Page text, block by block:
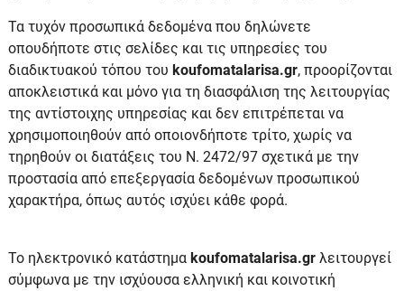
Τα τυχόν προσωπικά δεδομένα που δηλώνετε
οπουδήποτε στις σελίδες και τις υπηρεσίες του
διαδικτυακού τόπου του koufomatalarisa.gr, προορίζονται
αποκλειστικά και μόνο για τη διασφάλιση της λειτουργίας
της αντίστοιχης υπηρεσίας και δεν επιτρέπεται να
χρησιμοποιηθούν από οποιονδήποτε τρίτο, χωρίς να
τηρηθούν οι διατάξεις του Ν. 2472/97 σχετικά με την
προστασία από επεξεργασία δεδομένων προσωπικού
χαρακτήρα, όπως αυτός ισχύει κάθε φορά.
Το ηλεκτρονικό κατάστημα koufomatalarisa.gr λειτουργεί
σύμφωνα με την ισχύουσα ελληνική και κοινοτική